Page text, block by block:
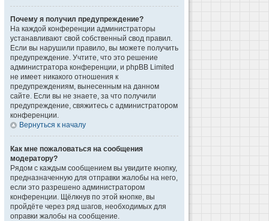
Почему я получил предупреждение?
На каждой конференции администраторы
устанавливают свой собственный свод правил.
Если вы нарушили правило, вы можете получить
предупреждение. Учтите, что это решение
администратора конференции, и phpBB Limited
не имеет никакого отношения к
предупреждениям, вынесенным на данном
сайте. Если вы не знаете, за что получили
предупреждение, свяжитесь с администратором
конференции.
Вернуться к началу
Как мне пожаловаться на сообщения
модератору?
Рядом с каждым сообщением вы увидите кнопку,
предназначенную для отправки жалобы на него,
если это разрешено администратором
конференции. Щёлкнув по этой кнопке, вы
пройдёте через ряд шагов, необходимых для
оправки жалобы на сообщение.